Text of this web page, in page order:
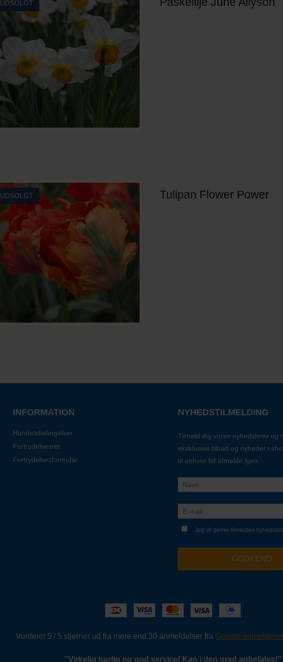
UDSOLGT
UDSOLGT Tulipan Flower Power
INFORMATION
Handelsbetingelser
Fortrydelsesret
Fortrydelsesformular
NYHEDSTILMELDING
Tilmeld dig vores nyhedsbrev og
eksklusive tilbud og nyheder i
til enhver tid afmelde igen.
Jeg vil gerne tilmeldes
GODKEND
Vurderet 5 / 5 stjerner ud fra mere end 30 anmeldelser fra Google
"Virkelig hurtig og god service! Kan i den grad anbefales!"